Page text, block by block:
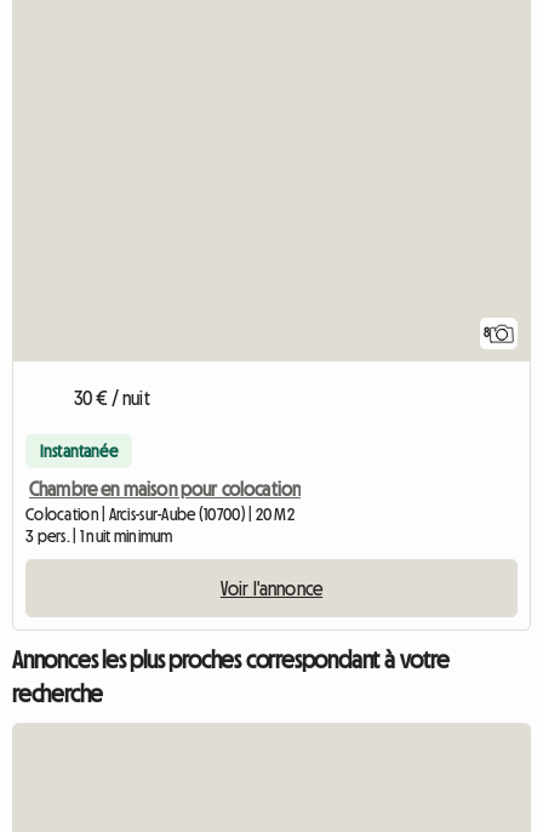
8
30 € / nuit
Instantanée
Chambre en maison pour colocation
Colocation | Arcis-sur-Aube (10700) | 20 M2
3 pers. | 1 nuit minimum
Voir l'annonce
Annonces les plus proches correspondant à votre
recherche